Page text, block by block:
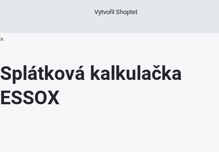
Vytvořil Shoptet
×
Splátková kalkulačka
ESSOX